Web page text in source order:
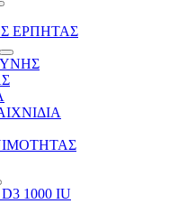
ΕΡΠΗΤΑΣ
1000 IU